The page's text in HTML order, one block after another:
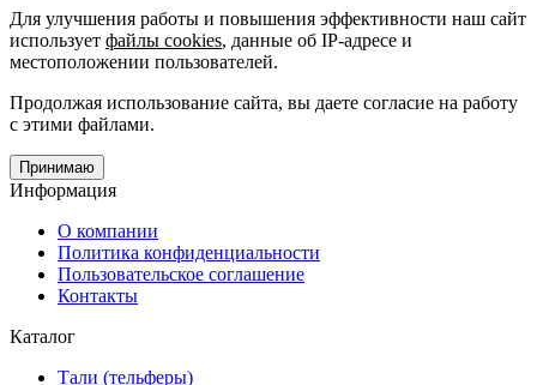
Для улучшения работы и повышения эффективности наш сайт
использует файлы cookies, данные об IP-адресе и
местоположении пользователей.
Продолжая использование сайта, вы даете согласие на работу
с этими файлами.
Принимаю
Информация
О компании
Политика конфиденциальности
Пользовательское соглашение
Контакты
Каталог
Тали (тельферы)